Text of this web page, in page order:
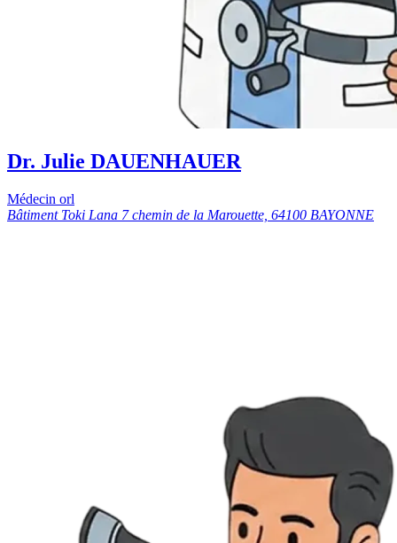
Dr. Julie DAUENHAUER
Médecin orl
Bâtiment Toki Lana 7 chemin de la Marouette, 64100 BAYONNE